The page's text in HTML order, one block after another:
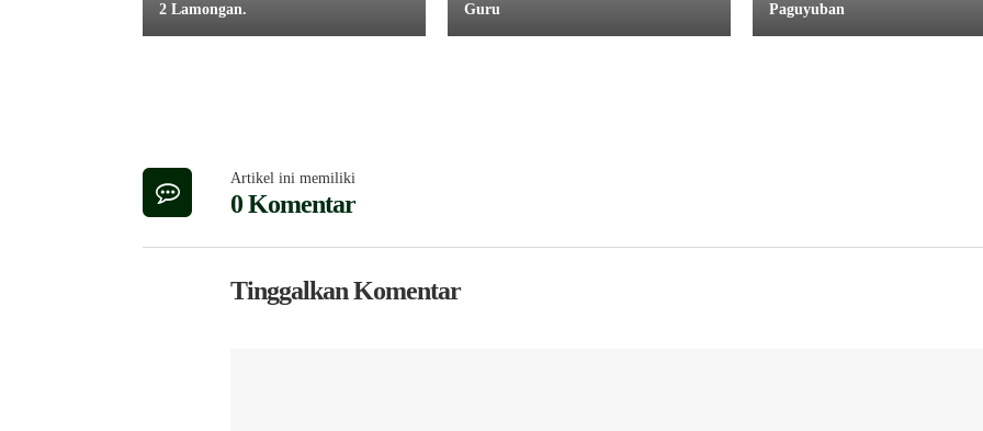
2 Lamongan.
Guru
Paguyuban
Artikel ini memiliki
0 Komentar
Tinggalkan Komentar